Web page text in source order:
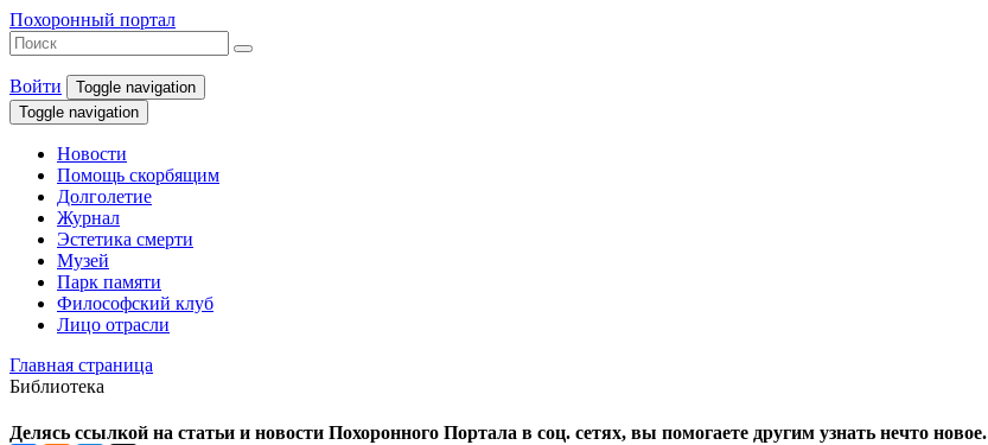
Похоронный портал
Войти
Toggle navigation
Toggle navigation
Новости
Помощь скорбящим
Долголетие
Журнал
Эстетика смерти
Музей
Парк памяти
Философский клуб
Лицо отрасли
Главная страница
Библиотека
Делясь ссылкой на статьи и новости Похоронного Портала в соц. сетях, вы помогаете другим узнать нечто новое.